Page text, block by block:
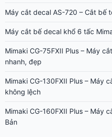
Máy cắt decal AS-720 – Cắt bế
Máy cắt bế decal khổ 6 tấc
Mimaki CG-75FXII Plus – Máy
nhanh, đẹp
Mimaki CG-130FXII Plus – Máy
không lệch
Mimaki CG-160FXII Plus – Máy
Bản